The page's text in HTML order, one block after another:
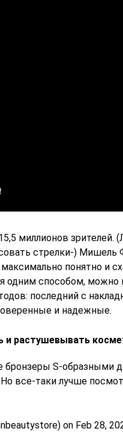
миллионов зрителей.
стрелки-) Мишель
максимально понятно и
одним способом, можно
последний с
и надежные.
и растушевывать
бронзеры S-образными
все-таки лучше
on Feb 28,